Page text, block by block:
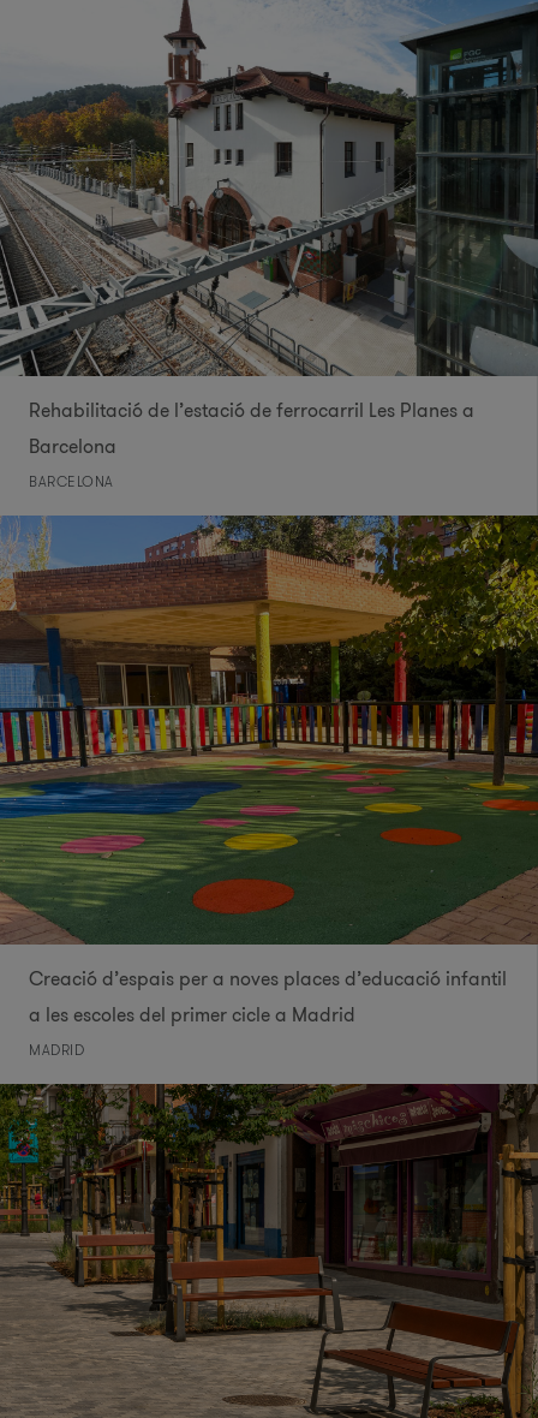
Rehabilitació de l’estació de ferrocarril Les Planes a
Barcelona
BARCELONA
Creació d’espais per a noves places d’educació infantil
a les escoles del primer cicle a Madrid
MADRID